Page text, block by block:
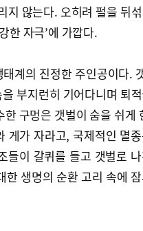
지 않는다. 오히려 펄을 뒤
한 자극’에 가깝다.
계의 진정한 주인공이다.
부지런히 기어다니며 퇴
구멍은 갯벌이 숨을 쉬게
게가 자라고, 국제적인 멸
들이 갈퀴를 들고 갯벌로
생명의 순환 고리 속에